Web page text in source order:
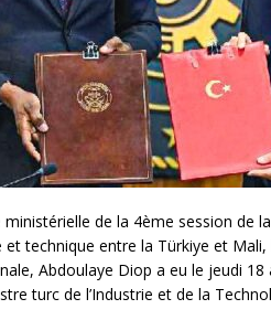
ministérielle de la 4ème session de
technique entre la Türkiye et
Abdoulaye Diop a eu le jeudi
turc de l’Industrie et de la